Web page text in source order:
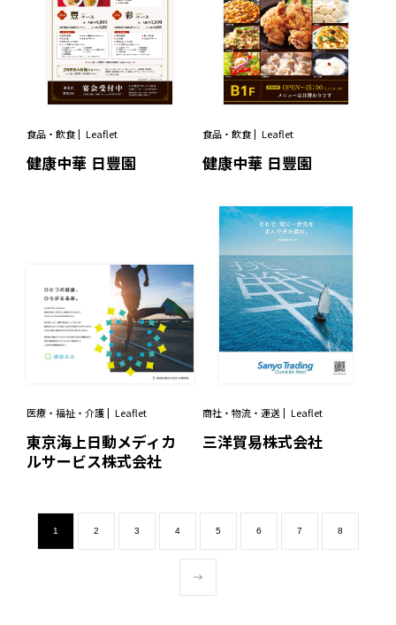
食品・飲食 Leaflet
健康中華 日豐園
食品・飲食 Leaflet
健康中華 日豐園
医療・福祉・介護 Leaflet
東京海上日動メディカ
ルサービス株式会社
商社・物流・運送 Leaflet
三洋貿易株式会社
1 2 3 4 5 6 7 8